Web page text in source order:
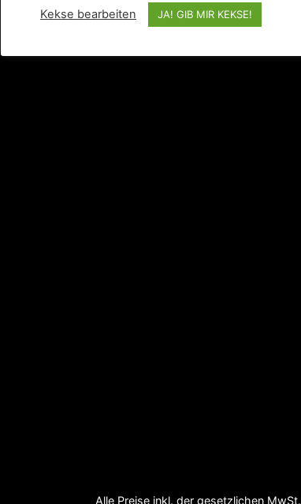
Alle Preise inkl. der gesetzlichen MwSt.
Kekse bearbeiten JA! GIB MIR KEKSE!